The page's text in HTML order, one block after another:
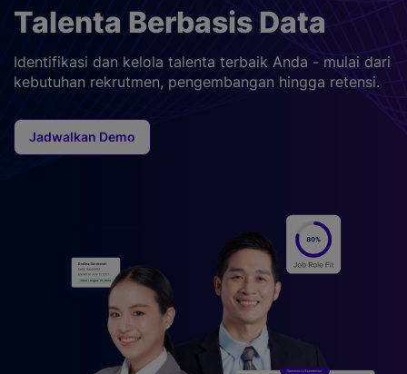
Talenta Berbasis Data
Identifikasi dan kelola talenta terbaik Anda - mulai dari
kebutuhan rekrutmen, pengembangan hingga retensi.
Jadwalkan Demo